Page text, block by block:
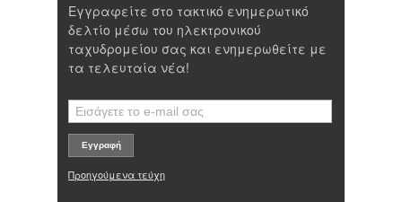
Εγγραφείτε στο τακτικό ενημερωτικό
δελτίο μέσω του ηλεκτρονικού
ταχυδρομείου σας και ενημερωθείτε με
τα τελευταία νέα!
Προηγούμενα τεύχη